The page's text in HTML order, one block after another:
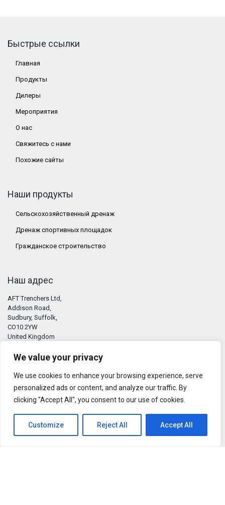
We value your privacy
We use cookies to enhance your browsing experience, serve
personalized ads or content, and analyze our traffic. By
clicking "Accept All", you consent to our use of cookies.
Customize Reject All Accept All
Быстрые ссылки
Главная
Продукты
Дилеры
Мероприятия
О нас
Свяжитесь с нами
Похожие сайты
Наши продукты
Сельскохозяйственный дренаж
Дренаж спортивных площадок
Гражданское строительство
Наш адрес
AFT Trenchers Ltd,
Addison Road,
Sudbury, Suffolk,
CO10 2YW
United Kingdom
Свяжитесь с нами
Tel: +44 (0) 1787 311811
+44 7930 66 44 97